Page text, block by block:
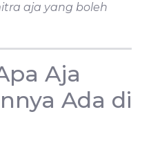
aja yang boleh
Aja
Ada di